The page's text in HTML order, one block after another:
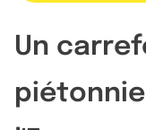
Un